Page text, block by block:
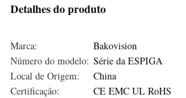
Detalhes do produto
Marca:
Bakovision
Número do modelo: Série da ESPIGA
Local de Origem:
China
Certificação:
CE EMC UL RoHS